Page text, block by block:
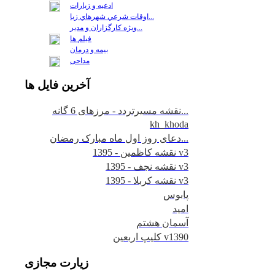
ادعیه و زیارات
فيلم ها
بیمه و درمان
مداحی
آخرين فايل ها
نقشه مسیرتردد - مرزهای 6 گانه...
kh_khoda
دعای روز اول ماه مبارک رمضان...
نقشه کاظمین - 1395 v3
نقشه نجف - 1395 v3
نقشه کربلا - 1395 v3
پابوس
امید
آسمان هشتم
کلیپ اربعین v1390
زیارت مجازی